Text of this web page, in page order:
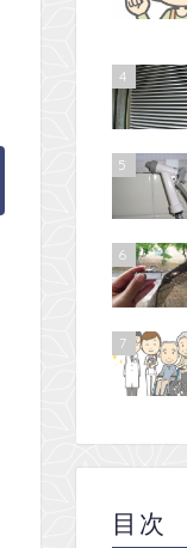
4
5
6
7
目次